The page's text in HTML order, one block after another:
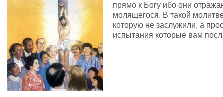
прямо к Богу ибо они
молящегося. В такой
которую не заслужили, а
испытания которые вам